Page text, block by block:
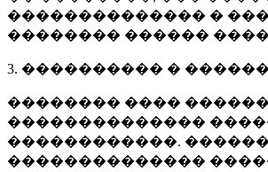
�������������� �
�������� ������
3. ���������� �
�������� ����
��������������
������������.
��������������